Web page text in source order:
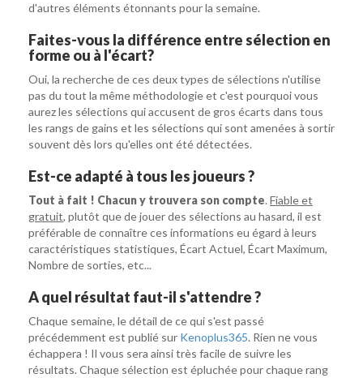
d'autres éléments étonnants pour la semaine.
Faites-vous la différence entre sélection en
forme ou à l'écart?
Oui, la recherche de ces deux types de sélections n'utilise
pas du tout la même méthodologie et c'est pourquoi vous
aurez les sélections qui accusent de gros écarts dans tous
les rangs de gains et les sélections qui sont amenées à sortir
souvent dès lors qu'elles ont été détectées.
Est-ce adapté à tous les joueurs ?
Tout à fait ! Chacun y trouvera son compte. Fiable et
gratuit, plutôt que de jouer des sélections au hasard, il est
préférable de connaître ces informations eu égard à leurs
caractéristiques statistiques, Écart Actuel, Écart Maximum,
Nombre de sorties, etc...
A quel résultat faut-il s'attendre ?
Chaque semaine, le détail de ce qui s'est passé
précédemment est publié sur Kenoplus365. Rien ne vous
échappera ! Il vous sera ainsi très facile de suivre les
résultats. Chaque sélection est épluchée pour chaque rang